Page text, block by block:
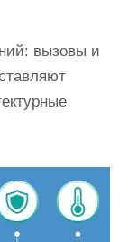
вызовы и